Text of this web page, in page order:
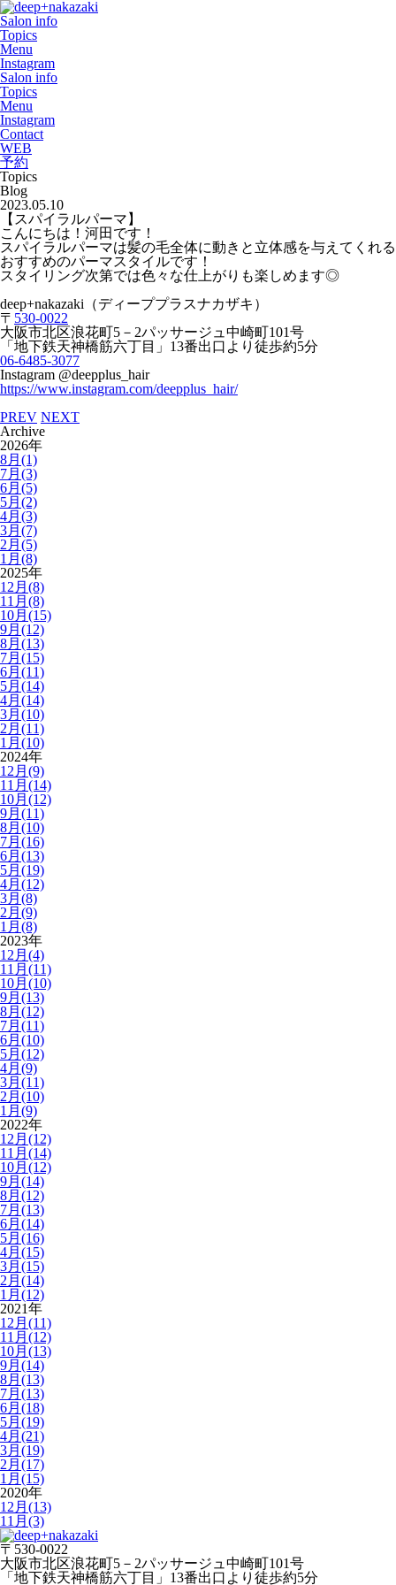
Salon info
Topics
Menu
Instagram
Salon info
Topics
Menu
Instagram
Contact
WEB
予約
Topics
Blog
2023.05.10
【スパイラルパーマ】
こんにちは！河田です！
スパイラルパーマは髪の毛全体に動きと立体感を与えてくれる
おすすめのパーマスタイルです！
スタイリング次第では色々な仕上がりも楽しめます◎
deep+nakazaki （ディーププラスナカザキ）
〒 530-0022
大阪市北区浪花町5 － 2パッサージュ中崎町101号
「地下鉄天神橋筋六丁目」 13番出口より徒歩約5分
06-6485-3077
Instagram @deepplus_hair
https://www.instagram.com/deepplus_hair/
PREV NEXT
Archive
2026年
8月(1)
7月(3)
6月(5)
5月(2)
4月(3)
3月(7)
2月(5)
1月(8)
2025年
12月(8)
11月(8)
10月(15)
9月(12)
8月(13)
7月(15)
6月(11)
5月(14)
4月(14)
3月(10)
2月(11)
1月(10)
2024年
12月(9)
11月(14)
10月(12)
9月(11)
8月(10)
7月(16)
6月(13)
5月(19)
4月(12)
3月(8)
2月(9)
1月(8)
2023年
12月(4)
11月(11)
10月(10)
9月(13)
8月(12)
7月(11)
6月(10)
5月(12)
4月(9)
3月(11)
2月(10)
1月(9)
2022年
12月(12)
11月(14)
10月(12)
9月(14)
8月(12)
7月(13)
6月(14)
5月(16)
4月(15)
3月(15)
2月(14)
1月(12)
2021年
12月(11)
11月(12)
10月(13)
9月(14)
8月(13)
7月(13)
6月(18)
5月(19)
4月(21)
3月(19)
2月(17)
1月(15)
2020年
12月(13)
11月(3)
〒530-0022
大阪市北区浪花町5－2パッサージュ中崎町101号
「地下鉄天神橋筋六丁目」13番出口より徒歩約5分